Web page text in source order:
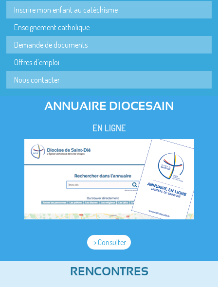
Inscrire mon enfant au catéchisme
Enseignement catholique
Demande de documents
Offres d'emploi
Nous contacter
ANNUAIRE DIOCESAIN
EN LIGNE
> Consulter
RENCONTRES